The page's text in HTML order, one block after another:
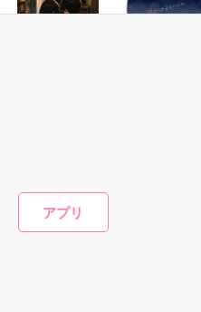
アプリ
雛子『俺の……ひぃ、雛子？！
理戦を続ける夫